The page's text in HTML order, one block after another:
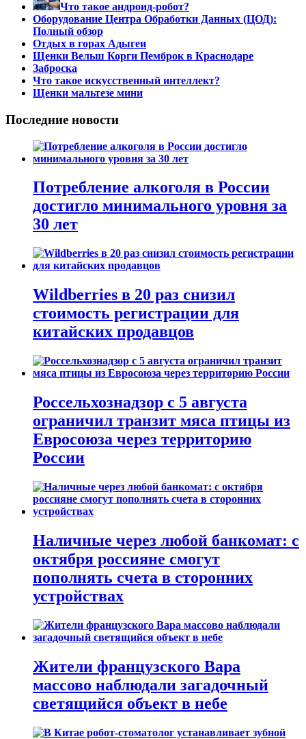
Что такое андроид-робот?
Оборудование Центра Обработки Данных (ЦОД):
Полный обзор
Отдых в горах Адыгеи
Щенки Вельш Корги Пемброк в Краснодаре
Заброска
Что такое искусственный интеллект?
Щенки мальтезе мини
Последние новости
Потребление алкоголя в России
достигло минимального уровня за
30 лет
Wildberries в 20 раз снизил
стоимость регистрации для
китайских продавцов
Россельхознадзор с 5 августа
ограничил транзит мяса птицы из
Евросоюза через территорию
России
Наличные через любой банкомат: с
октября россияне смогут
пополнять счета в сторонних
устройствах
Жители французского Вара
массово наблюдали загадочный
светящийся объект в небе